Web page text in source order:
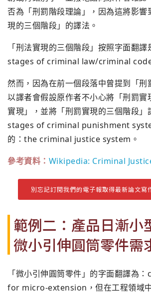
否為「刑罰階段理論」，因為這將影響
現的三個階段」的譯法。
「刑法實現的三個階段」按照字面翻
stages of criminal law/criminal code
然而，因為在前一個段落中曾提到「刑
以譯者會假設原作者不小心將「刑罰實
實現」，並將「刑罰實現的三個階段
stages of criminal punishment
的：the criminal justice system。
參考資料： Wikipedia: Criminal
別忘記訂閱我們的電子報取得最新論文寫
範例二：產品日漸小
微小引伸圓筒零件需
「微小引伸圓筒零件」的字面翻譯為
for micro-extension，但在工程領域